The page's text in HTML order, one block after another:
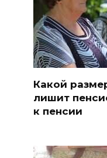
Какой
лишит
к пенсии